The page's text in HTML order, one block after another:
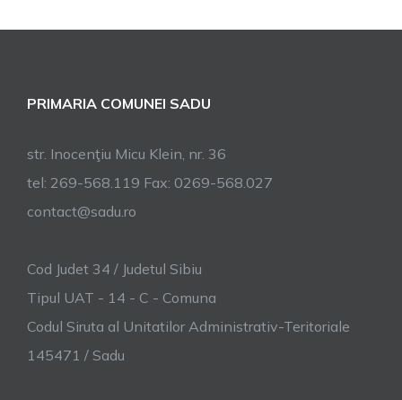
PRIMARIA COMUNEI SADU
str. Inocenţiu Micu Klein, nr. 36
tel: 269-568.119 Fax: 0269-568.027
contact@sadu.ro
Cod Judet 34 / Judetul Sibiu
Tipul UAT - 14 - C - Comuna
Codul Siruta al Unitatilor Administrativ-Teritoriale
145471 / Sadu